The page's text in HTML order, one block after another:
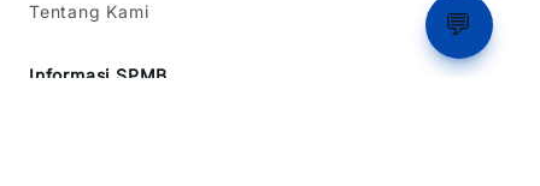
💬
Tentang Kami
Informasi SPMB